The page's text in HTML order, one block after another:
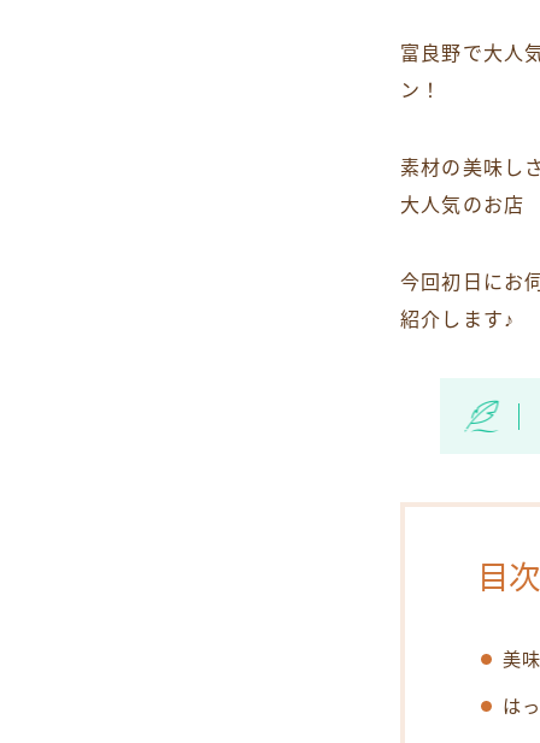
富良野で大人
ン！
素材の美味し
大人気のお店
今回初日にお
紹介します♪
目次
美
は